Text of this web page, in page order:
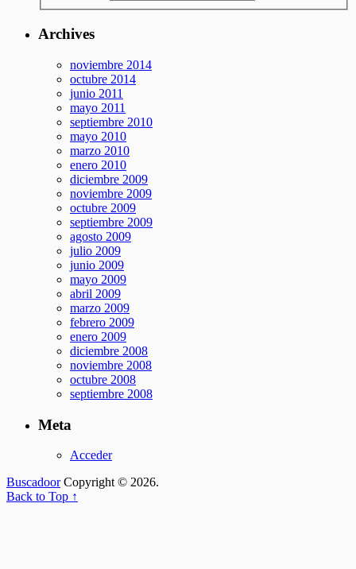
Archives
noviembre 2014
octubre 2014
junio 2011
mayo 2011
septiembre 2010
mayo 2010
marzo 2010
enero 2010
diciembre 2009
noviembre 2009
octubre 2009
septiembre 2009
agosto 2009
julio 2009
junio 2009
mayo 2009
abril 2009
marzo 2009
febrero 2009
enero 2009
diciembre 2008
noviembre 2008
octubre 2008
septiembre 2008
Meta
Acceder
BuscadoorCopyright © 2026.
Back to Top ↑